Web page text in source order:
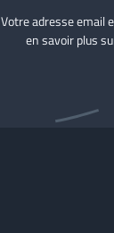
Votre adresse email
en savoir plus